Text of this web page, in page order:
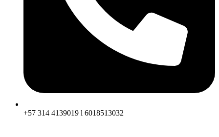
+57 314 4139019 l 6018513032